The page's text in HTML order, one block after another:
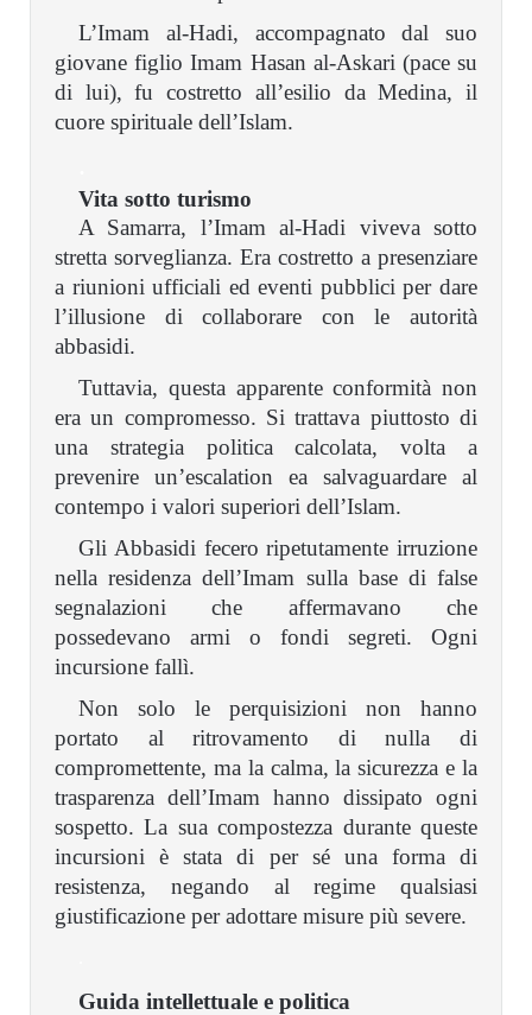
L’Imam al-Hadi, accompagnato dal suo
giovane figlio Imam Hasan al-Askari (pace su
di lui), fu costretto all’esilio da Medina, il
cuore spirituale dell’Islam.
Vita sotto turismo
A Samarra, l’Imam al-Hadi viveva sotto
stretta sorveglianza. Era costretto a presenziare
a riunioni ufficiali ed eventi pubblici per dare
l’illusione di collaborare con le autorità
abbasidi.
Tuttavia, questa apparente conformità non
era un compromesso. Si trattava piuttosto di
una strategia politica calcolata, volta a
prevenire un’escalation ea salvaguardare al
contempo i valori superiori dell’Islam.
Gli Abbasidi fecero ripetutamente irruzione
nella residenza dell’Imam sulla base di false
segnalazioni che affermavano che
possedevano armi o fondi segreti. Ogni
incursione fallì.
Non solo le perquisizioni non hanno
portato al ritrovamento di nulla di
compromettente, ma la calma, la sicurezza e la
trasparenza dell’Imam hanno dissipato ogni
sospetto. La sua compostezza durante queste
incursioni è stata di per sé una forma di
resistenza, negando al regime qualsiasi
giustificazione per adottare misure più severe.
Guida intellettuale e politica